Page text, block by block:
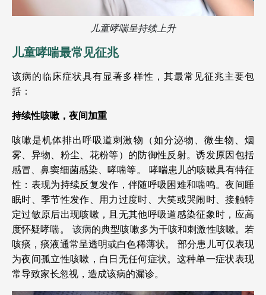
儿童哮喘呈持续上升
儿童哮喘最常见征兆
该病的临床症状具有显著多样性，其最常见征兆主要包
括：
持续性咳嗽，夜间加重
咳嗽是机体排出呼吸道刺激物（如分泌物、微生物、烟
雾、异物、粉尘、花粉等）的防御性反射。诱发原因包括
感冒、鼻窦细菌感染、哮喘等。
哮喘患儿的咳嗽具有特征
性：表现为持续反复发作，伴随呼吸困难和喘鸣。夜间睡
眠时、季节性发作、用力过度时、大笑或哭闹时、接触特
定过敏原后出现咳嗽，且无其他呼吸道感染征象时，应高
度怀疑哮喘。
该病的典型咳嗽多为干咳和刺激性咳嗽。若
咳痰，痰液通常呈透明或白色稀薄状。
部分患儿可仅表现
为夜间孤立性咳嗽，白日无任何症状。这种单一症状表现
常导致家长忽视，造成该病的漏诊。